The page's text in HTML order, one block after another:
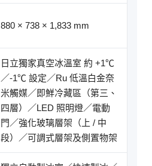
880 × 738 × 1,833 mm
日立獨家真空冰溫室 約 +1℃
／-1℃ 設定／Ru 低溫白金奈
米觸媒／即鮮冷藏區（第三、
四層）／LED 照明燈／電動
門／強化玻璃層架（上 / 中
段）／可調式層架及側置物架